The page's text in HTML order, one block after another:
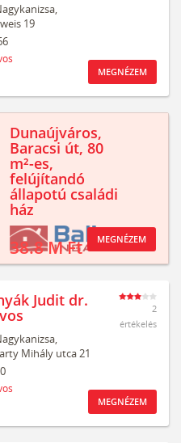
19
MEGNÉZEM
Dunaújváros,
Baracsi út, 80
m²-es,
felújítandó
állapotú családi
ház
38.8 M Ft MEGNÉZEM
Judit dr.
Mihály utca 21
2
értékelés
MEGNÉZEM